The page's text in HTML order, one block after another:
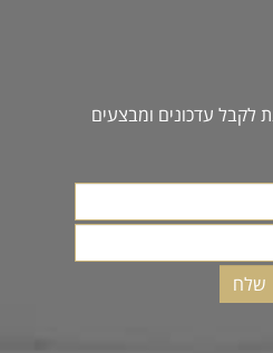
עדכונים ומבצעים